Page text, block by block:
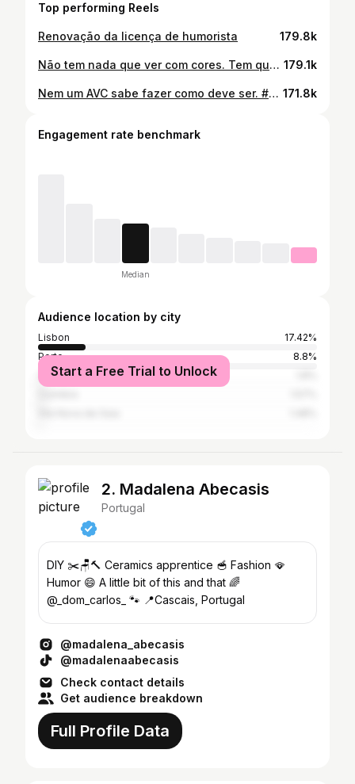
Top performing Reels
Renovação da licença de humorista 179.8k
Não tem nada que ver com cores. Tem que ver com democracia. Dia 24. Votem. 179.1k
Nem um AVC sabe fazer como deve ser. #quaserip 171.8k
Engagement rate benchmark
Median
Audience location by city
Lisbon
17.42%
Porto
8.8%
Cascais
Start a Free Trial to Unlock
2. Madalena Abecasis
Portugal
DIY ✂️🪑🔨 Ceramics apprentice 🥣 Fashion 🪭
Humor 😄 A little bit of this and that 🌈
@_dom_carlos_ 🐾 📍Cascais, Portugal
@madalena_abecasis
@madalenaabecasis
Check contact details
Get audience breakdown
Full Profile Data